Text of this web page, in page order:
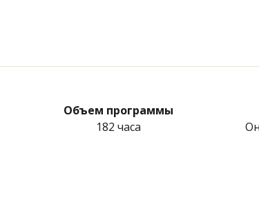
Объем программы
182 часа